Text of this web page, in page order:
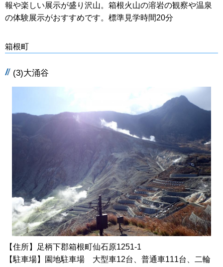
報や楽しい展示が盛り沢山。箱根火山の溶岩の観察や温泉
の体験展示がおすすめです。標準見学時間20分
箱根町
(3)大涌谷
【住所】足柄下郡箱根町仙石原1251-1
【駐車場】園地駐車場 大型車12台、普通車111台、二輪